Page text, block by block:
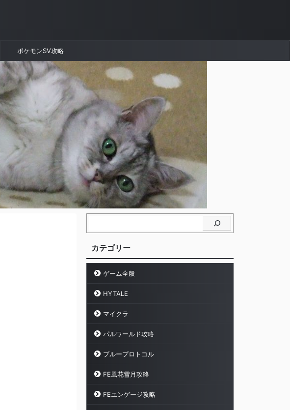
ポケモンSV攻略
カテゴリー
ゲーム全般
HYTALE
マイクラ
パルワールド攻略
ブループロトコル
FE風花雪月攻略
FEエンゲージ攻略